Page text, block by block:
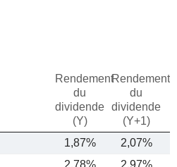
Rendement
du
dividende
(Y)
Rendement
du
dividende
(Y+1)
1,87% 2,07%